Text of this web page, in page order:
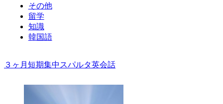
その他
留学
知識
韓国語
３ヶ月短期集中スパルタ英会話